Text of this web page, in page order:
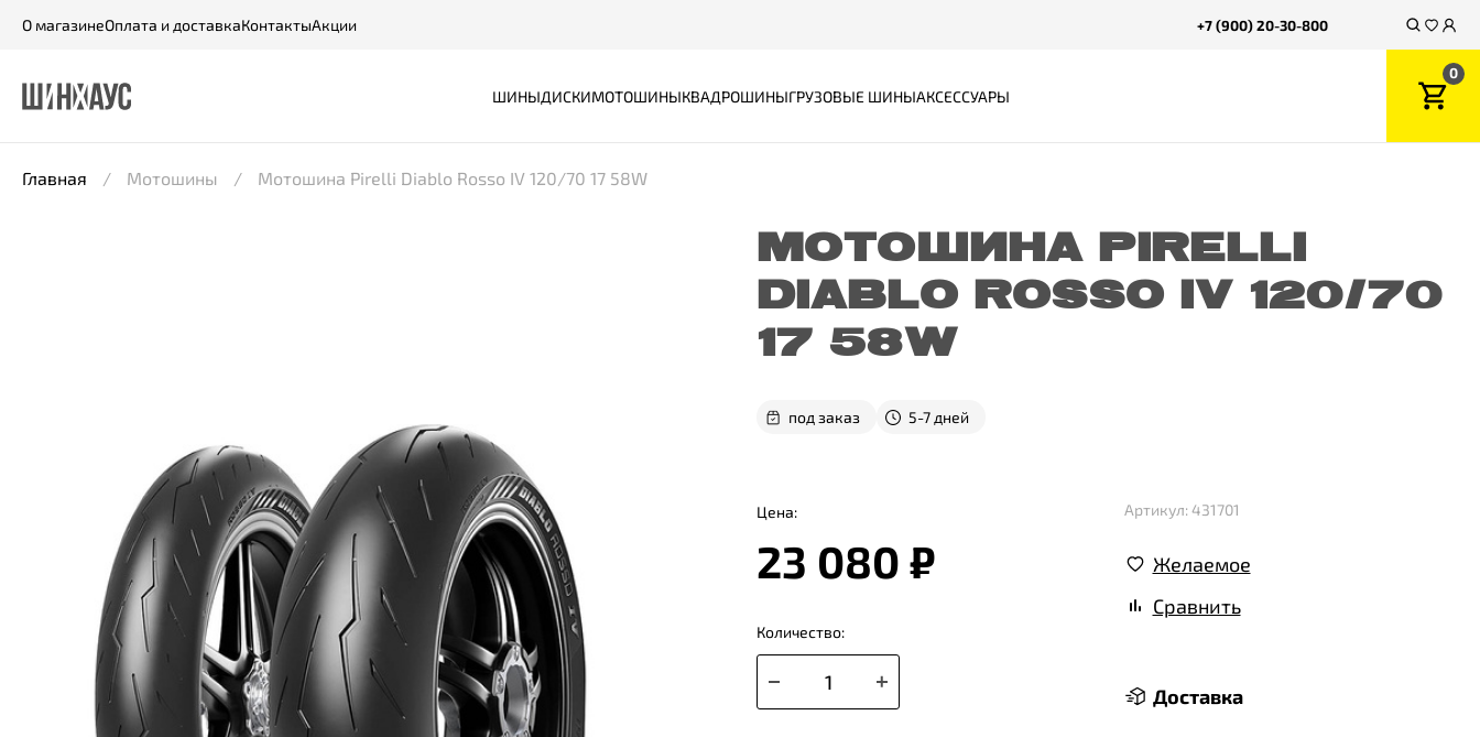
О магазинеОплата и доставкаКонтактыАкции +7 (900) 20-30-800
ШИНЫДИСКИМОТОШИНЫКВАДРОШИНЫГРУЗОВЫЕ ШИНЫАКСЕССУАРЫ
0
Главная Мотошины Мотошина Pirelli Diablo Rosso IV 120/70 17 58W
МОТОШИНА PIRELLI
DIABLO ROSSO IV 120/70
17 58W
под заказ 5-7 дней
Цена:
23 080 ₽
Количество:
Артикул: 431701
Желаемое
Сравнить
Доставка